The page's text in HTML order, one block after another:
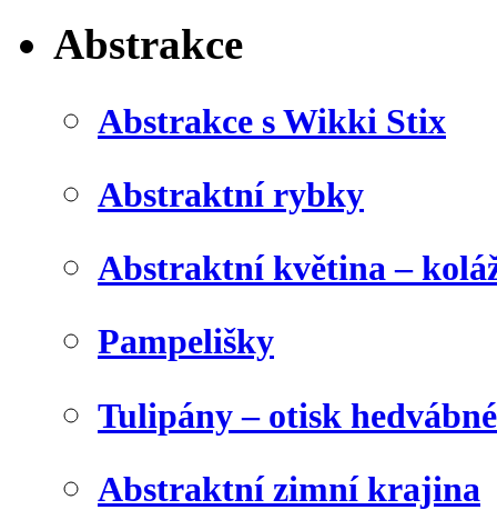
Abstrakce
Abstrakce s Wikki Stix
Abstraktní rybky
Abstraktní květina –
Pampelišky
Tulipány – otisk
Abstraktní zimní krajina